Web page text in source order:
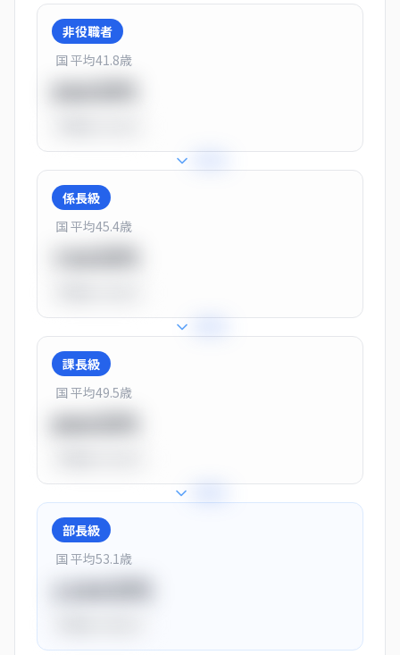
非役職者
国 平均41.8歳
係長級
国 平均45.4歳
課長級
国 平均49.5歳
部長級
国 平均53.1歳